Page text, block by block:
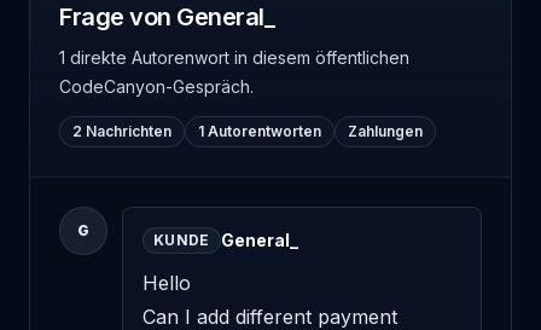
Frage von General_
1 direkte Autorenwort in diesem öffentlichen
CodeCanyon-Gespräch.
2 Nachrichten 1 Autorentworten Zahlungen
G
KUNDE General_
Hello
Can I add different payment